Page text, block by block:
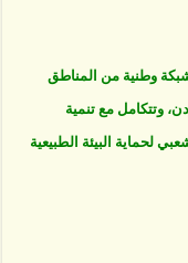
شبكة وطنية من المناطق
وتتكامل مع تنمية
لحماية البيئة الطبيعية